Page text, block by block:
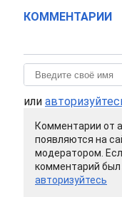
КОММЕНТАРИИ
или
Комментарии от
появляются на
модератором.
комментарий был
авторизуйтесь